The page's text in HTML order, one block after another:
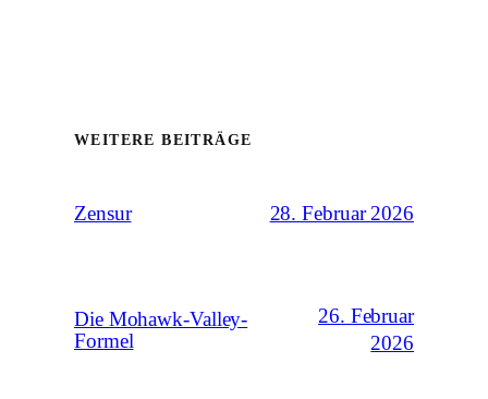
WEITERE BEITRÄGE
Zensur 28. Februar 2026
Die Mohawk-Valley-
Formel
26. Februar
2026